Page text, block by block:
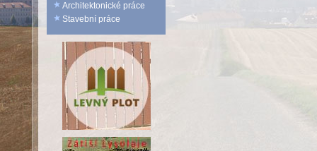
Architektonické práce
Stavební práce